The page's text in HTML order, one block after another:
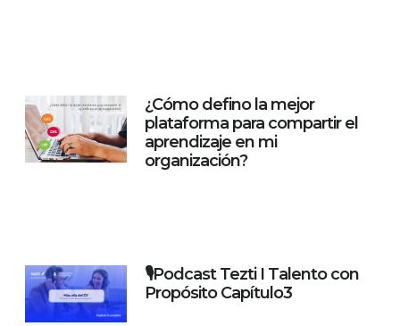
¿Cómo defino la mejor
plataforma para compartir el
aprendizaje en mi
organización?
🎙️Podcast Tezti I Talento con
Propósito Capítulo3